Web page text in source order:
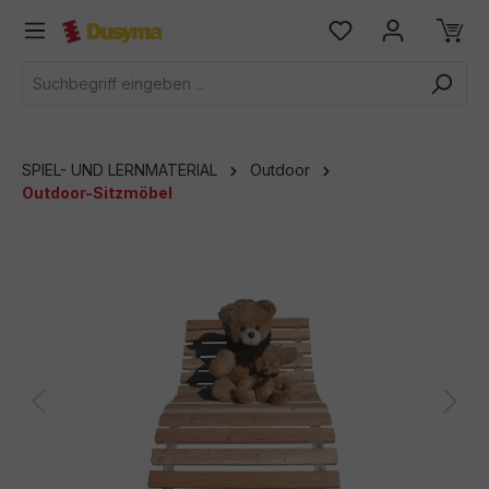
springen
SPIEL- UND LERNMATERIAL
Outdoor
Outdoor-Sitzmöbel